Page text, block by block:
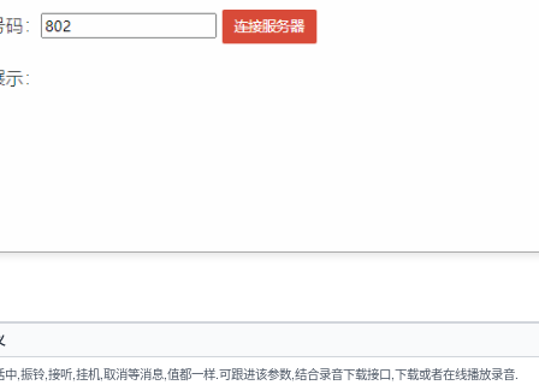
中,振铃,接听,挂机,取消等消息,值都一样.可跟进该参数,结合录音下载接口,下载或者在线播放录音.